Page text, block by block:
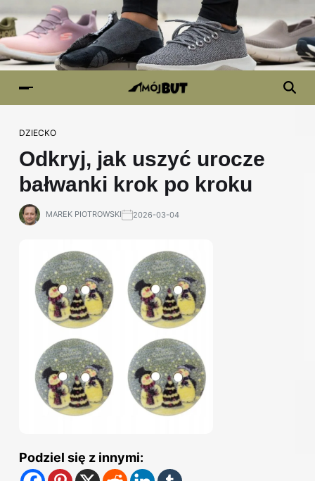
DZIECKO
Odkryj, jak uszyć urocze
bałwanki krok po kroku
MAREK PIOTROWSKI 2026-03-04
Podziel się z innymi: